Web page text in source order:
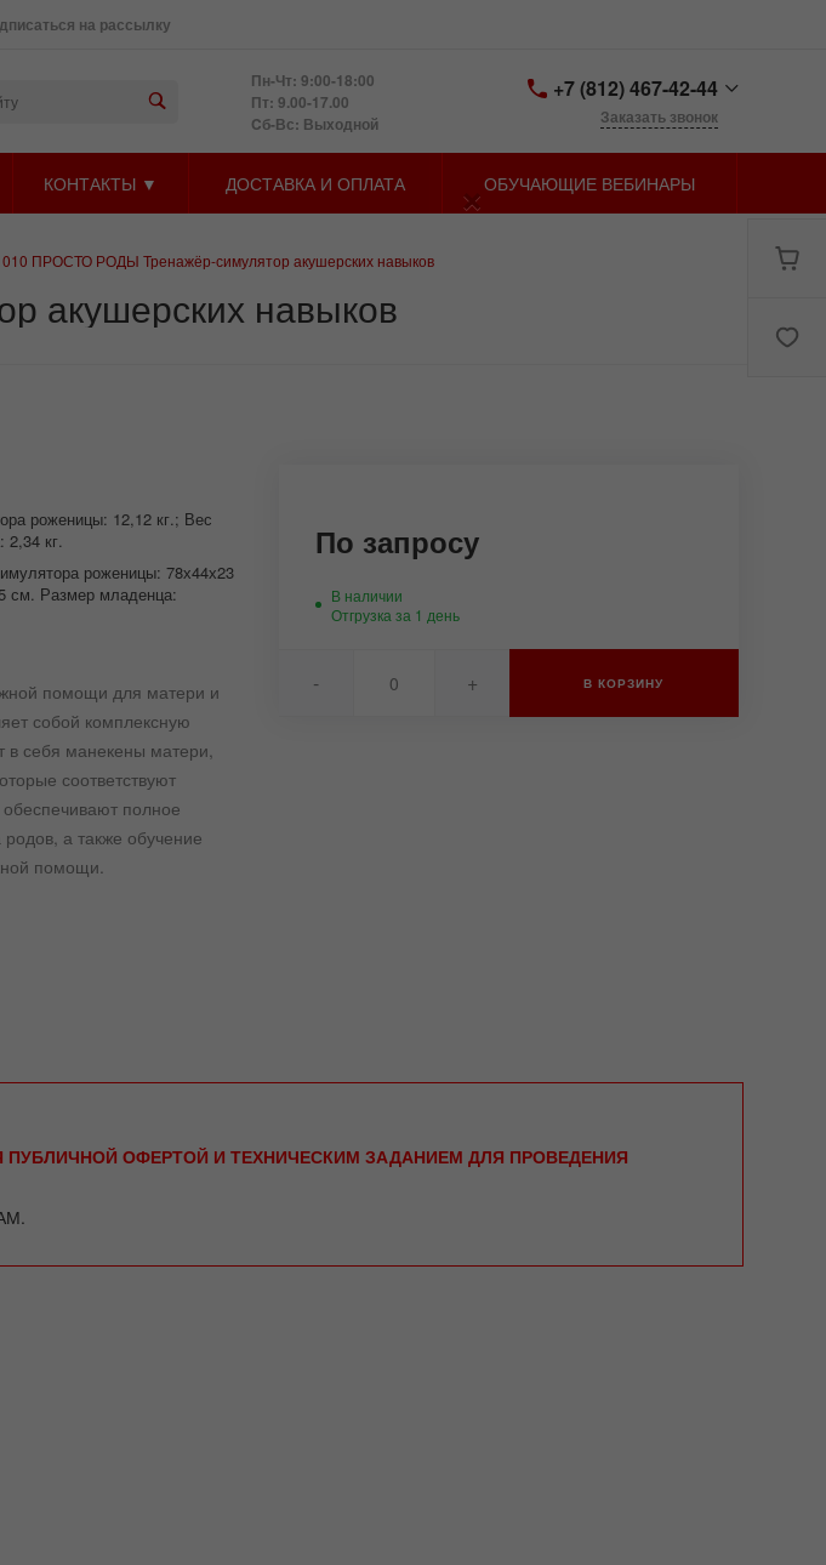
на рассылку
Пн-Чт: 9:00-18:00
Пт: 9.00-17.00
Cб-Вс: Выходной
+7 (812) 467-42-44
Санкт-Петербург,
73, лит. У
Заказать звонок
КОНТАКТЫ ▼ ДОСТАВКА И ОПЛАТА ОБУЧАЮЩИЕ ВЕБИНАРЫ
ПРОСТО РОДЫ Тренажёр-симулятор акушерских навыков
акушерских навыков
роженицы: 12,12 кг.; Вес
2,34 кг.
роженицы: 78х44х23
см. Размер младенца:
помощи для матери и
собой комплексную
в себя манекены матери,
соответствуют
полное
а также обучение
помощи.
По запросу
В наличии
Отгрузка за 1 день
- + В КОРЗИНУ
ПУБЛИЧНОЙ ОФЕРТОЙ И ТЕХНИЧЕСКИМ ЗАДАНИЕМ ДЛЯ ПРОВЕДЕНИЯ
×